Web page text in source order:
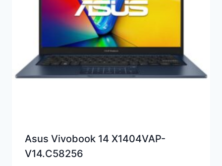
Asus Vivobook 14 X1404VAP-
V14.C58256